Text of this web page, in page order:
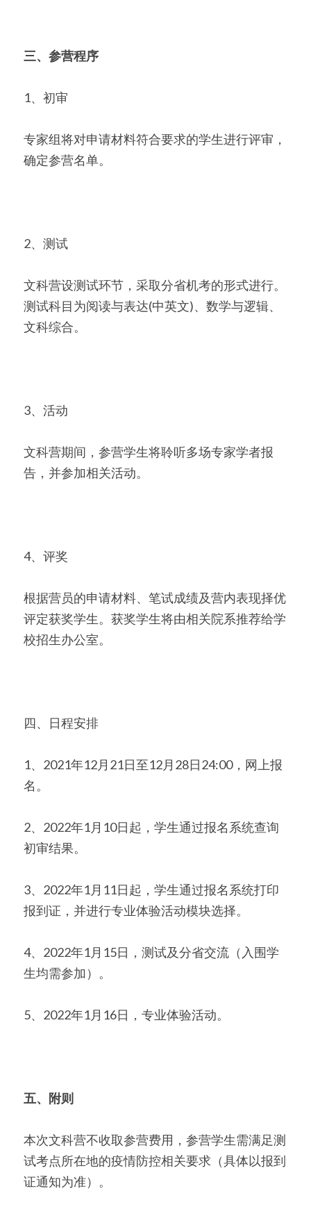
三、参营程序
1、初审
专家组将对申请材料符合要求的学生进行评审，
确定参营名单。
2、测试
文科营设测试环节，采取分省机考的形式进行。
测试科目为阅读与表达(中英文)、数学与逻辑、
文科综合。
3、活动
文科营期间，参营学生将聆听多场专家学者报
告，并参加相关活动。
4、评奖
根据营员的申请材料、笔试成绩及营内表现择优
评定获奖学生。获奖学生将由相关院系推荐给学
校招生办公室。
四、日程安排
1、2021年12月21日至12月28日24:00，网上报
名。
2、2022年1月10日起，学生通过报名系统查询
初审结果。
3、2022年1月11日起，学生通过报名系统打印
报到证，并进行专业体验活动模块选择。
4、2022年1月15日，测试及分省交流（入围学
生均需参加）。
5、2022年1月16日，专业体验活动。
五、附则
本次文科营不收取参营费用，参营学生需满足测
试考点所在地的疫情防控相关要求（具体以报到
证通知为准）。